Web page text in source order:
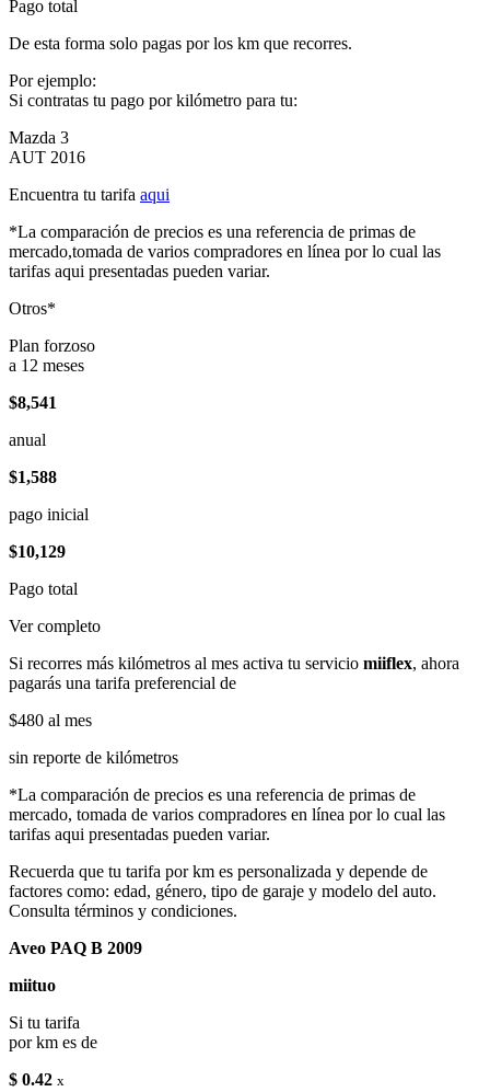
Pago total
De esta forma solo pagas por los km que recorres.
Por ejemplo:
Si contratas tu pago por kilómetro para tu:
Mazda 3
AUT 2016
Encuentra tu tarifa aqui
*La comparación de precios es una referencia de primas de
mercado,tomada de varios compradores en línea por lo cual las
tarifas aqui presentadas pueden variar.
Otros*
Plan forzoso
a 12 meses
$8,541
anual
$1,588
pago inicial
$10,129
Pago total
Ver completo
Si recorres más kilómetros al mes activa tu servicio miiflex, ahora
pagarás una tarifa preferencial de
$480 al mes
sin reporte de kilómetros
*La comparación de precios es una referencia de primas de
mercado, tomada de varios compradores en línea por lo cual las
tarifas aqui presentadas pueden variar.
Recuerda que tu tarifa por km es personalizada y depende de
factores como: edad, género, tipo de garaje y modelo del auto.
Consulta términos y condiciones.
Aveo PAQ B 2009
miituo
Si tu tarifa
por km es de
$ 0.42 x